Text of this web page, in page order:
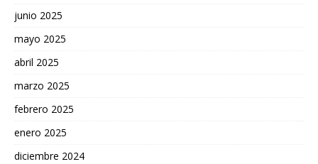
junio 2025
mayo 2025
abril 2025
marzo 2025
febrero 2025
enero 2025
diciembre 2024